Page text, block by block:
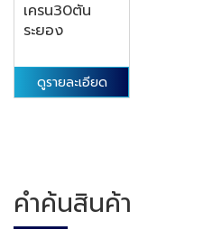
เครน30ตัน
ระยอง
ดูรายละเอียด
คำค้นสินค้า